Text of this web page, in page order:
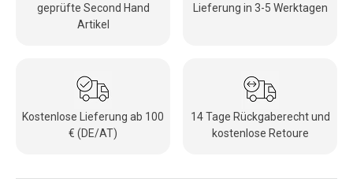
geprüfte Second Hand
Artikel
Lieferung in 3-5 Werktagen
Kostenlose Lieferung ab 100
€ (DE/AT)
14 Tage Rückgaberecht und
kostenlose Retoure